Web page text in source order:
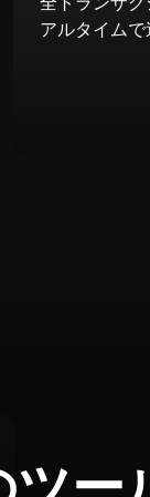
アルタイム